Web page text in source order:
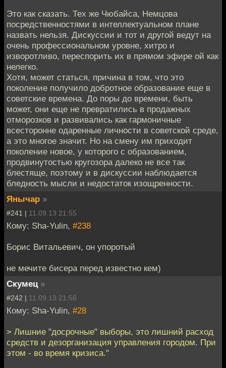
Это как сказать. Тех же Чюбайса, Немцова
посредственностями в интеллектуальном плане
назвать нельзя. Дискуссии и тот и другой ведут на
очень профессиональном уровне, хитро и
изворотливо, переспорить их в прямом эфире ой как
нелегко.
Хотя, может статься, причина в том, что это
поколение получило добротное образование еще в
советские времена. До поры до времени, быть
может, они еще не превратились в продажных
отморозков и развивались как гармоничные
всесторонне одаренные личности в советской среде,
а это многое значит. Но на смену им приходит
поколение новое, у которого с образованием,
продвинутостью кругозора далеко не все так
блестяще, поэтому и в дискуссии наблюдается
бледность мысли и недостаток изощренности.
Янычар »
#241 | 11.09.13 21:55
Кому: Sha-Yulin, #238
Борис Витальевич, он упоротый
не мечите бисера перед известно кем)
Скумец »
#242 | 11.09.13 21:56
Кому: Sha-Yulin, #28
> Лишние "досрочные" выборы, это лишний расход
средств и дезорганизация управления городом. При
этом - во время кризиса."